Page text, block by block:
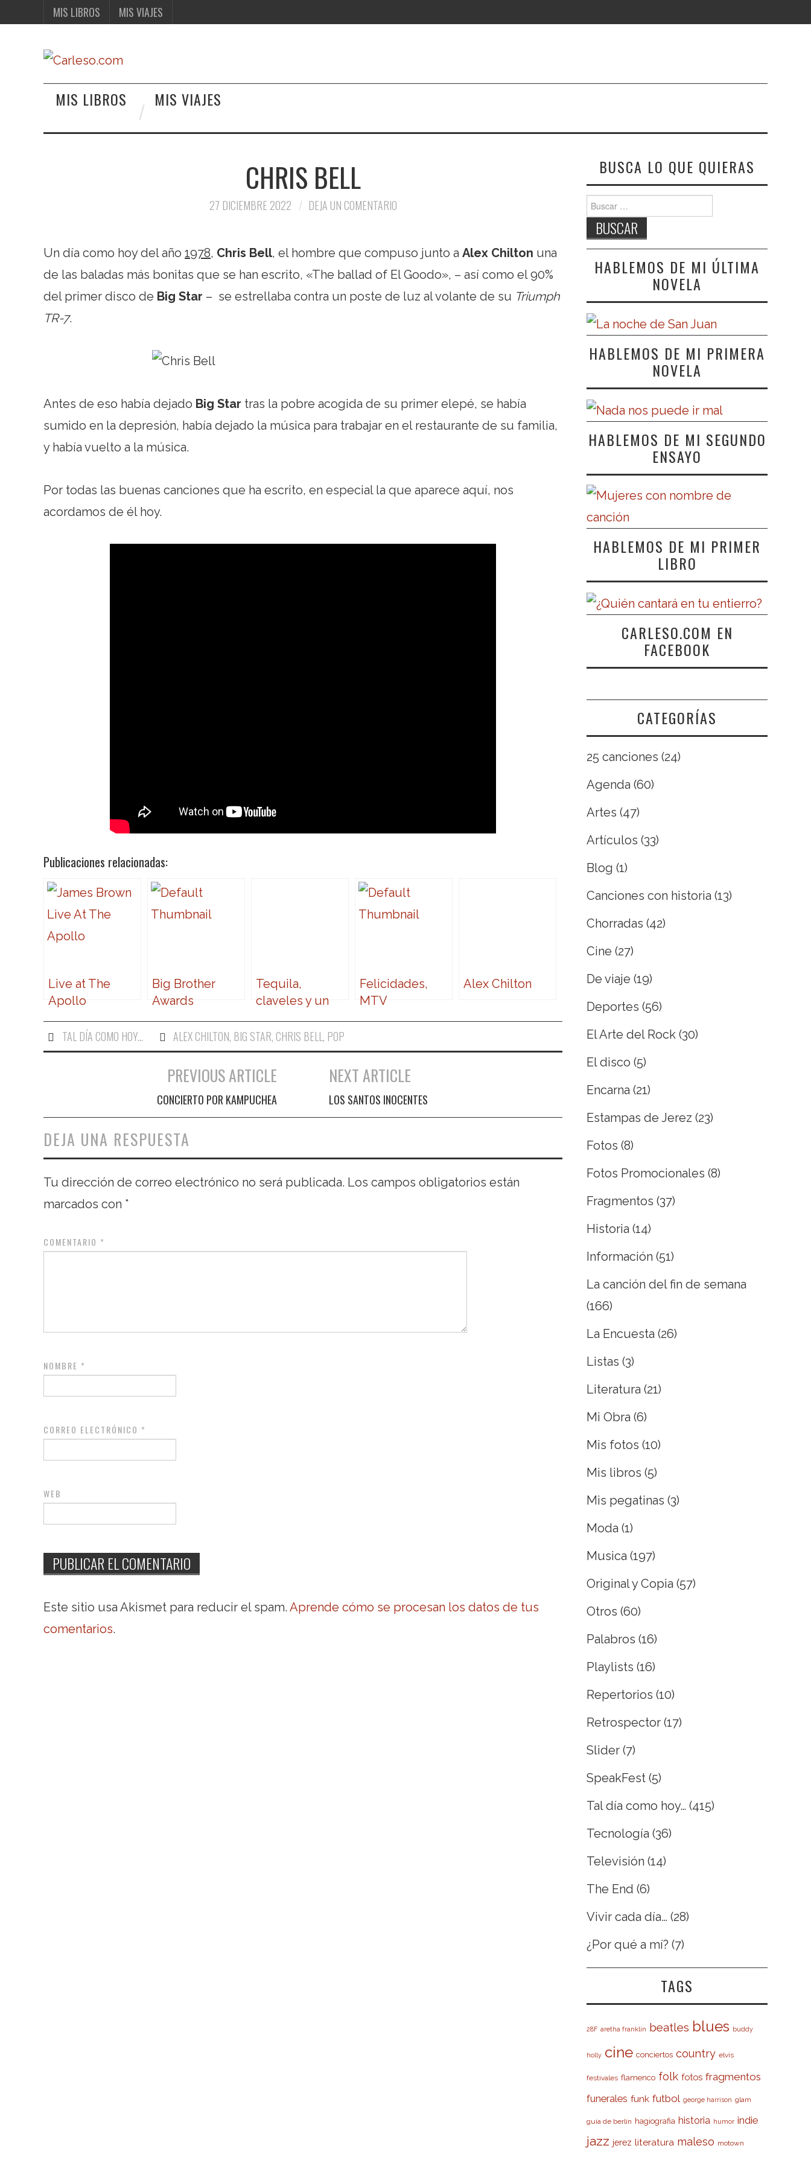
MIS LIBROS MIS VIAJES
MIS LIBROS MIS VIAJES
CHRIS BELL
27 DICIEMBRE 2022 DEJA UN COMENTARIO
Un día como hoy del año 1978, Chris Bell, el hombre que compuso junto a Alex Chilton una
de las baladas más bonitas que se han escrito, «The ballad of El Goodo», – así como el 90%
del primer disco de Big Star – se estrellaba contra un poste de luz al volante de su Triumph
TR-7.
Antes de eso había dejado Big Star tras la pobre acogida de su primer elepé, se había
sumido en la depresión, había dejado la música para trabajar en el restaurante de su familia,
y había vuelto a la música.
Por todas las buenas canciones que ha escrito, en especial la que aparece aquí, nos
acordamos de él hoy.
Publicaciones relacionadas:
Live at The
Apollo
Big Brother
Awards
Tequila,
claveles y un
ramito de
violetas – XIV
Premios Pop
Eye
Felicidades,
MTV
Alex Chilton
TAL DÍA COMO HOY... ALEX CHILTON, BIG STAR, CHRIS BELL, POP
Navegación de entradas
PREVIOUS ARTICLE
CONCIERTO POR KAMPUCHEA
NEXT ARTICLE
LOS SANTOS INOCENTES
DEJA UNA RESPUESTA
Tu dirección de correo electrónico no será publicada. Los campos obligatorios están
marcados con *
COMENTARIO *
NOMBRE *
CORREO ELECTRÓNICO *
WEB
Este sitio usa Akismet para reducir el spam. Aprende cómo se procesan los datos de tus
comentarios.
BUSCA LO QUE QUIERAS
Buscar:
HABLEMOS DE MI ÚLTIMA
NOVELA
HABLEMOS DE MI PRIMERA
NOVELA
HABLEMOS DE MI SEGUNDO
ENSAYO
HABLEMOS DE MI PRIMER
LIBRO
CARLESO.COM EN
FACEBOOK
CATEGORÍAS
25 canciones (24)
Agenda (60)
Artes (47)
Artículos (33)
Blog (1)
Canciones con historia (13)
Chorradas (42)
Cine (27)
De viaje (19)
Deportes (56)
El Arte del Rock (30)
El disco (5)
Encarna (21)
Estampas de Jerez (23)
Fotos (8)
Fotos Promocionales (8)
Fragmentos (37)
Historia (14)
Información (51)
La canción del fin de semana
(166)
La Encuesta (26)
Listas (3)
Literatura (21)
Mi Obra (6)
Mis fotos (10)
Mis libros (5)
Mis pegatinas (3)
Moda (1)
Musica (197)
Original y Copia (57)
Otros (60)
Palabros (16)
Playlists (16)
Repertorios (10)
Retrospector (17)
Slider (7)
SpeakFest (5)
Tal día como hoy… (415)
Tecnología (36)
Televisión (14)
The End (6)
Vivir cada día… (28)
¿Por qué a mí? (7)
TAGS
28F aretha franklin beatles blues buddy
holly cine conciertos country elvis
festivales flamenco folk fotos fragmentos
funerales funk futbol george harrison glam
guía de berlín hagiografia historia humor indie
jazz jerez literatura maleso motown